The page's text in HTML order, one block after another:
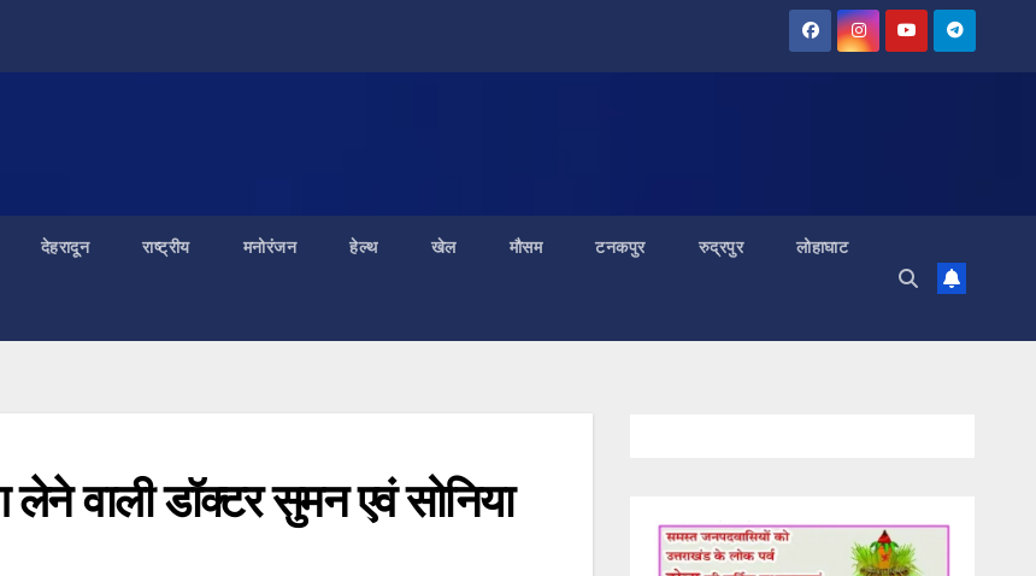
देहरादून राष्ट्रीय मनोरंजन हेल्थ खेल मौसम टनकपुर रुद्रपुर लोहाघाट
वाली डॉक्टर सुमन एवं सोनिया